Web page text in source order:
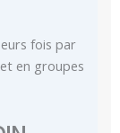
fois par
en groupes